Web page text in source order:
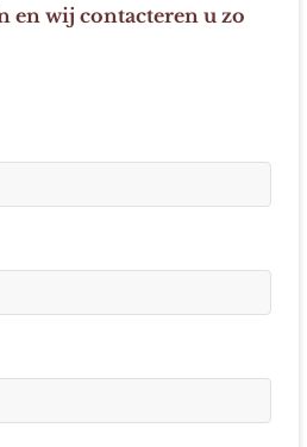
wij contacteren u zo